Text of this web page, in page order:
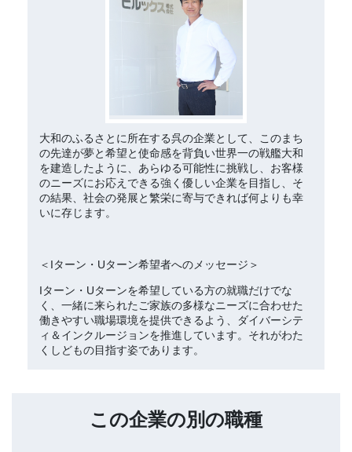
大和のふるさとに所在する呉の企業として、このまち
の先達が夢と希望と使命感を背負い世界一の戦艦大和
を建造したように、あらゆる可能性に挑戦し、お客様
のニーズにお応えできる強く優しい企業を目指し、そ
の結果、社会の発展と繁栄に寄与できれば何よりも幸
いに存じます。
＜Iターン・Uターン希望者へのメッセージ＞
Iターン・Uターンを希望している方の就職だけでな
く、一緒に来られたご家族の多様なニーズに合わせた
働きやすい職場環境を提供できるよう、ダイバーシテ
ィ＆インクルージョンを推進しています。それがわた
くしどもの目指す姿であります。
この企業の別の職種